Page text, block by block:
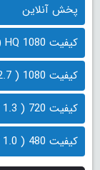
پخش آنلاین
کیفیت 1080 HQ ( 3.7 گیگابایت)
کیفیت 1080 ( 2.7 گیگابایت)
کیفیت 720 ( 1.3 گیگابایت)
کیفیت 480 ( 1.0 گیگابایت)